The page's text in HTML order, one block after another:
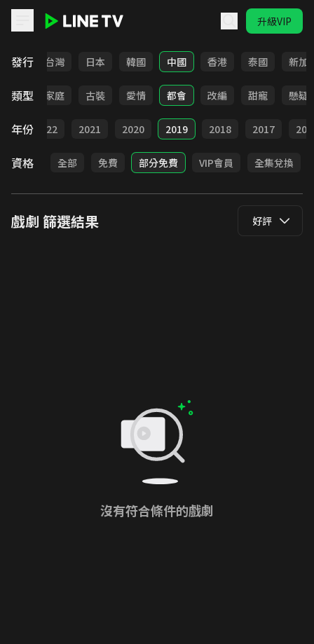
升級VIP
發行
全部 台灣 日本 韓國 中國 香港 泰國 新加
類型
校園 家庭 古裝 愛情 都會 改編 甜寵 懸疑
年份 2022 2021 2020 2019 2018 2017
資格 全部 免費 部分免費 VIP會員 全集兌換
戲劇 篩選結果 好評
沒有符合條件的戲劇